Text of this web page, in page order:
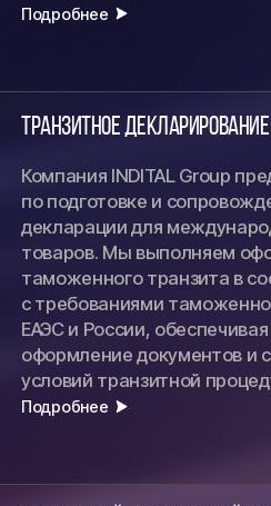
Подробнее
Транзитное декларирование
Компания INDITAL Group
по подготовке и
декларации для
товаров. Мы выполняем
таможенного транзита в
с требованиями
ЕАЭС и России,
оформление документов и
условий транзитной
Подробнее